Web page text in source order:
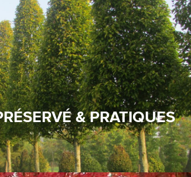
& PRATIQUES
zone Natura 2000, nos terres sont
avec un emploi limité de produits
laissées enherbées et le désherbage
haies, caractéristiques du paysage bocager
Cet écosystème, c’est aussi un ensemble